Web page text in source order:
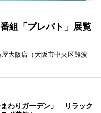
組「プレバト」展覧
大阪店（大阪市中央区難波
わりガーデン」 リラック